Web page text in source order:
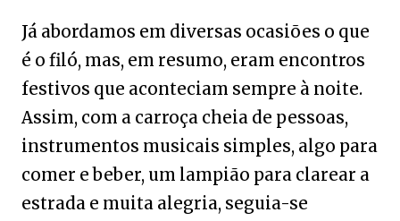
Já abordamos em diversas ocasiões o que
é o filó, mas, em resumo, eram encontros
festivos que aconteciam sempre à noite.
Assim, com a carroça cheia de pessoas,
instrumentos musicais simples, algo para
comer e beber, um lampião para clarear a
estrada e muita alegria, seguia-se